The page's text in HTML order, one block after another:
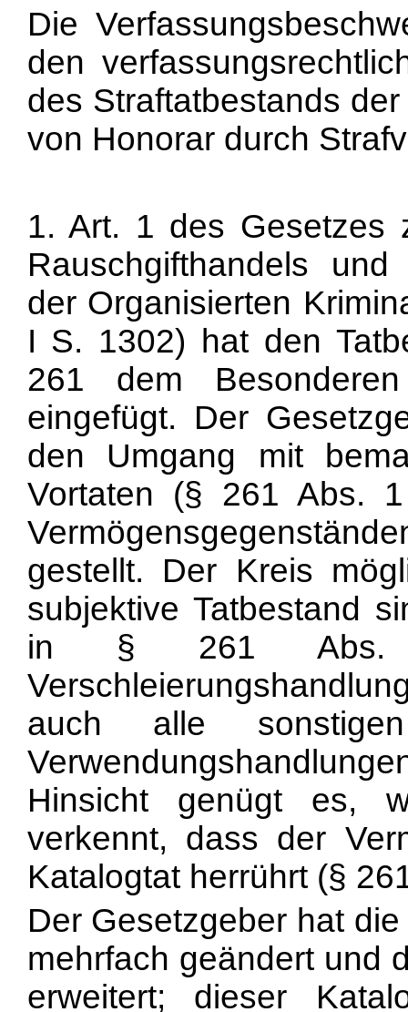
Die
den
des Straftatbestands
von Honorar durch
1. Art. 1 des Gesetzes
Rauschgifthandels
der Organisierten
I S. 1302) hat den
261 dem
eingefügt. Der
den Umgang mit
Vortaten (§ 261 Abs.
gestellt. Der Kreis
subjektive Tatbestand
in § 261 Abs.
auch alle
Hinsicht genügt es,
verkennt, dass der
Katalogtat herrührt (§
Der Gesetzgeber hat
mehrfach geändert und
erweitert; dieser